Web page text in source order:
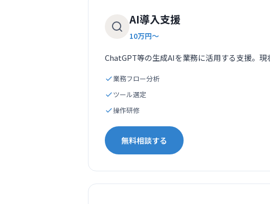
AI導入支援
10万円〜
ChatGPT等の生成AIを業務に活用する支援。
業務フロー分析
ツール選定
操作研修
無料相談する